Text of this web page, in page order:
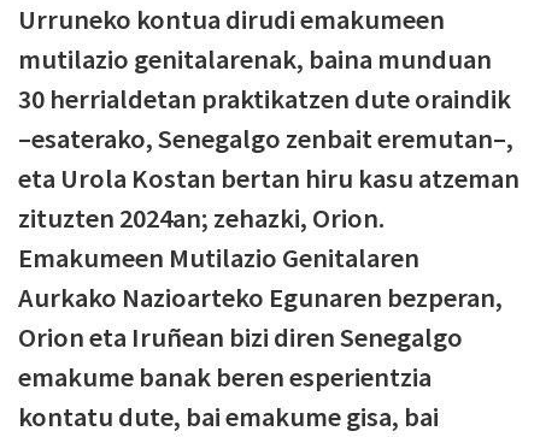
Urruneko kontua dirudi emakumeen
mutilazio genitalarenak, baina munduan
30 herrialdetan praktikatzen dute oraindik
–esaterako, Senegalgo zenbait eremutan–,
eta Urola Kostan bertan hiru kasu atzeman
zituzten 2024an; zehazki, Orion.
Emakumeen Mutilazio Genitalaren
Aurkako Nazioarteko Egunaren bezperan,
Orion eta Iruñean bizi diren Senegalgo
emakume banak beren esperientzia
kontatu dute, bai emakume gisa, bai